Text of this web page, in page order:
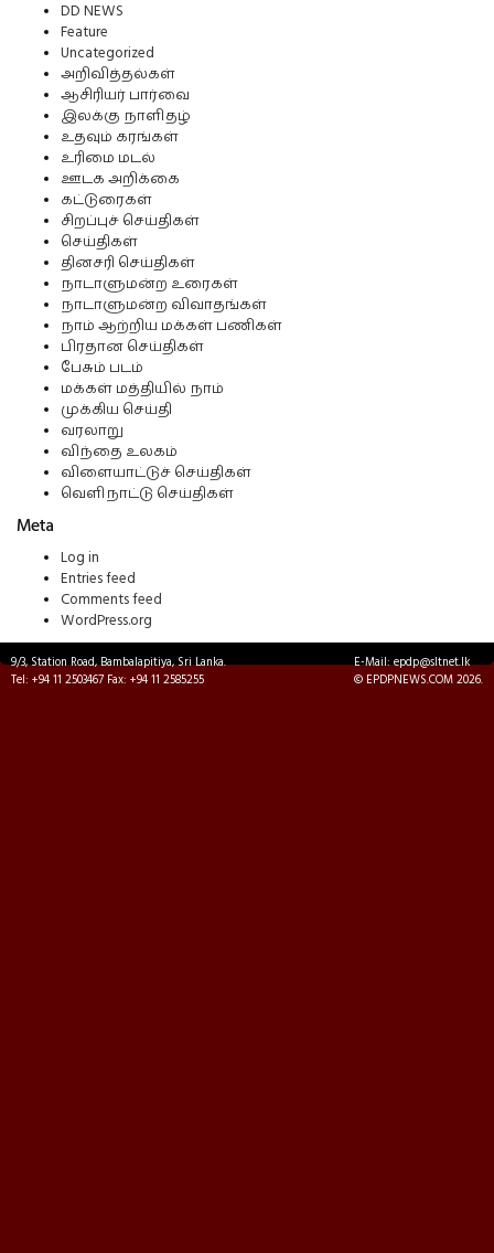
DD NEWS
Feature
Uncategorized
அறிவித்தல்கள்
ஆசிரியர் பார்வை
இலக்கு நாளிதழ்
உதவும் கரங்கள்
உரிமை மடல்
ஊடக அறிக்கை
கட்டுரைகள்
சிறப்புச் செய்திகள்
செய்திகள்
தினசரி செய்திகள்
நாடாளுமன்ற உரைகள்
நாடாளுமன்ற விவாதங்கள்
நாம் ஆற்றிய மக்கள் பணிகள்
பிரதான செய்திகள்
பேசும் படம்
மக்கள் மத்தியில் நாம்
முக்கிய செய்தி
வரலாறு
விந்தை உலகம்
விளையாட்டுச் செய்திகள்
வெளிநாட்டு செய்திகள்
Meta
Log in
Entries feed
Comments feed
WordPress.org
9/3, Station Road, Bambalapitiya, Sri Lanka.
Tel: +94 11 2503467 Fax: +94 11 2585255
E-Mail: epdp@sltnet.lk
© EPDPNEWS.COM 2026.